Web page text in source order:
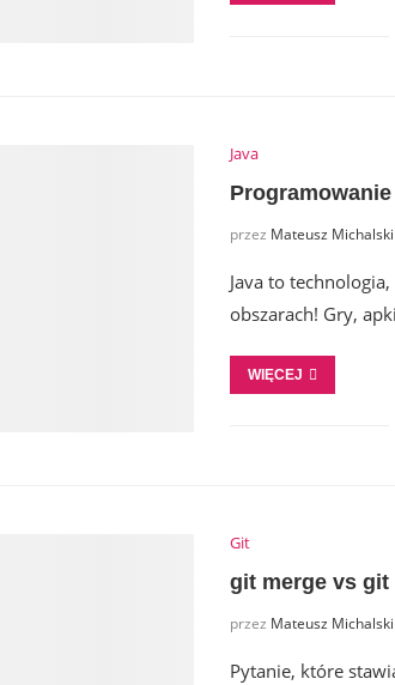
Java
przez Mateusz Michalski
Java to
obszarach! Gry,
WIĘCEJ
Git
git merge vs git
przez Mateusz Michalski
Pytanie, które